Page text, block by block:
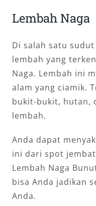
Lembah Naga
Di salah satu
lembah yang
Naga. Lembah ini
alam yang ciamik.
bukit-bukit, hutan,
lembah.
Anda dapat
ini dari spot
Lembah Naga
bisa Anda jadikan
Anda.